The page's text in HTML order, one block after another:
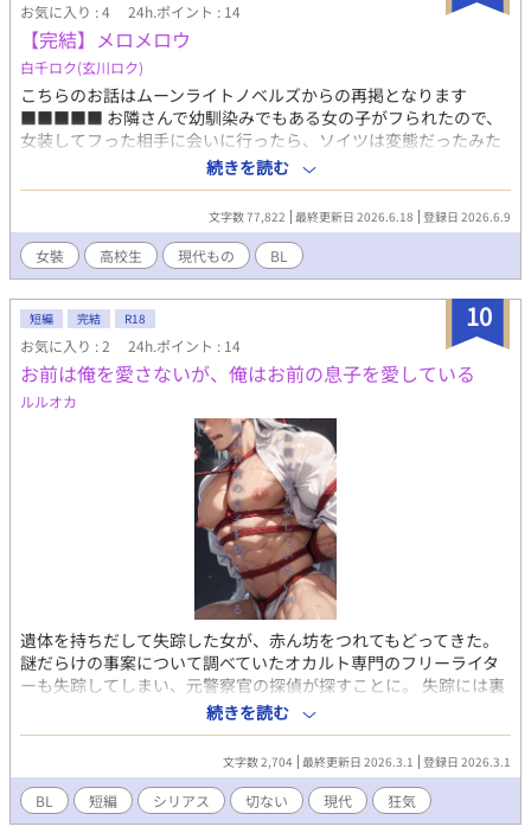
お気に入り : 4 24h.ポイント : 14
【完結】メロメロウ
白千ロク(玄川ロク)
こちらのお話はムーンライトノベルズからの再掲となります
■■■■■ お隣さんで幼馴染みでもある女の子がフられたので、
女装してフった相手に会いに行ったら、ソイツは変態だったみた
いな噺。 男の子(生徒会長)×女装少年(ちょっとおバカの子) 女の
子もいっぱい出てくるので、女子注意でもある。 【 ご注意 】 ！
本編5話、小話4話、番外編1話の全10話 (こちらでは 2026.06.09
20:00 〜 2026.06.18 20:00 に1話ずつ予約投稿済みです) 【 備考
】 ムーンライトノベルズ
https://novel18.syosetu.com/n9364bh/ アルファポリス(ここ)
https://www.alphapolis.co.jp/novel/254189682/35061465 に掲
載しています
続きを読む
文字数 77,822 最終更新日 2026.6.18 登録日 2026.6.9
女裝 高校生 現代もの BL
10
短編 完結 R18
お気に入り : 2 24h.ポイント : 14
お前は俺を愛さないが、俺はお前の息子を愛している
ルルオカ
遺体を持ちだして失踪した女が、赤ん坊をつれてもどってきた。
謎だらけの事案について調べていたオカルト専門のフリーライタ
ーも失踪してしまい、元警察官の探偵が探すことに。 失踪には裏
の組織が関わっているだろうと見こんでいたのが、自分も誘拐さ
れることになり、座敷牢に閉じこめられたなら、銀髪の男が痛ま
しくも魅惑的な肉体で誘惑をしてきて・・・。 現代もののホラー
BL小説です。ガチムチ受け。 こちらは試し読みになります。 本編
は電子書籍で販売中。 詳細を知れるブログのリンクは↓にありま
す。
続きを読む
文字数 2,704 最終更新日 2026.3.1 登録日 2026.3.1
BL 短編 シリアス 切ない 現代 狂気